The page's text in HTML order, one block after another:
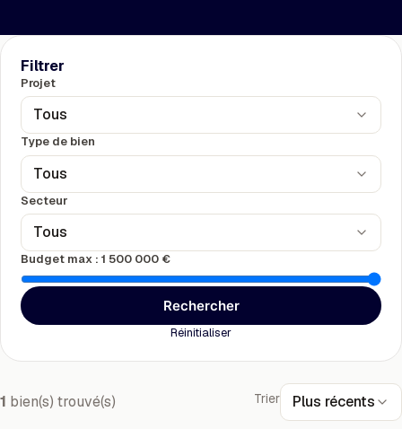
Filtrer
Projet
Tous
Type de bien
Tous
Secteur
Tous
Budget max :1 500 000 €
Rechercher
Réinitialiser
1 bien(s) trouvé(s) Trier Plus récents